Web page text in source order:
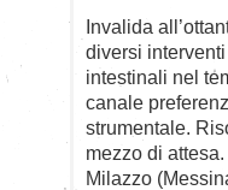
Invalida
diversi
intestinali nel
canale
strumentale.
mezzo di
Milazzo